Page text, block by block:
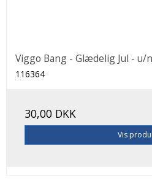
Viggo Bang - Glædelig Jul - u/
116364
30,00 DKK
Vis